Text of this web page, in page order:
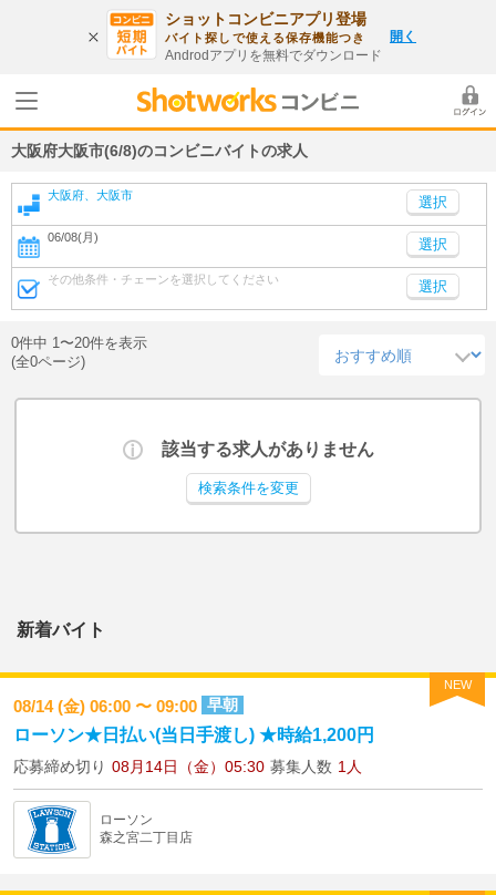
ショットコンビニアプリ登場
バイト探しで使える保存機能つき
Androdアプリを無料でダウンロード
開く
大阪府大阪市(6/8)のコンビニバイトの求人
大阪府、大阪市
06/08(月) 選択
その他条件・チェーンを選択してください 選択
0件中 1〜20件を表示
(全0ページ)
該当する求人がありません
検索条件を変更
新着バイト
NEW
08/14 (金) 06:00 〜 09:00 早朝
ローソン★日払い(当日手渡し) ★時給1,200円
応募締め切り 08月14日（金）05:30 募集人数 1人
ローソン
森之宮二丁目店